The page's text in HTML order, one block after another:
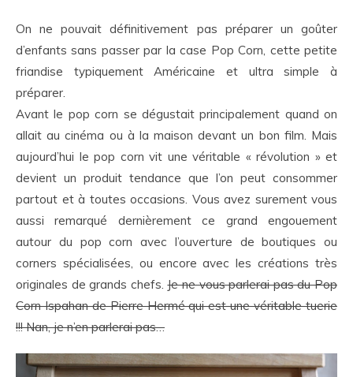
On ne pouvait définitivement pas préparer un goûter
d’enfants sans passer par la case Pop Corn, cette petite
friandise typiquement Américaine et ultra simple à
préparer.
Avant le pop corn se dégustait principalement quand on
allait au cinéma ou à la maison devant un bon film. Mais
aujourd’hui le pop corn vit une véritable « révolution » et
devient un produit tendance que l’on peut consommer
partout et à toutes occasions. Vous avez surement vous
aussi remarqué dernièrement ce grand engouement
autour du pop corn avec l’ouverture de boutiques ou
corners spécialisées, ou encore avec les créations très
originales de grands chefs.Je ne vous parlerai pas du Pop
Corn Ispahan de Pierre Hermé qui est une véritable tuerie
!!! Nan, je n’en parlerai pas…